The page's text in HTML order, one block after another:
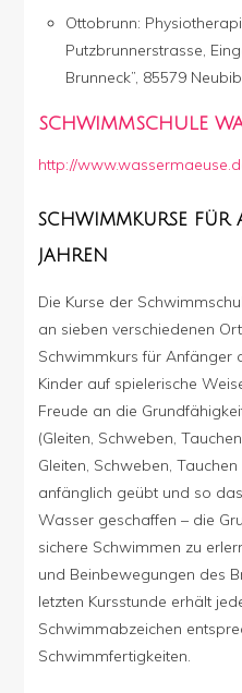
Ottobrunn:
Putzbrunnerstrasse,
Brunneck”, 85579
SCHWIMMSCHULE
http://
SCHWIMMKURSE FÜR
JAHREN
Die Kurse der
an sieben verschiedenen
Schwimmkurs für Anfänger
Kinder auf spielerische
Freude an die
(Gleiten, Schweben,
Gleiten, Schweben,
anfänglich geübt und so
Wasser geschaffen – die
sichere Schwimmen zu
und Beinbewegungen des
letzten Kursstunde erhält
Schwimmabzeichen
Schwimmfertigkeiten.